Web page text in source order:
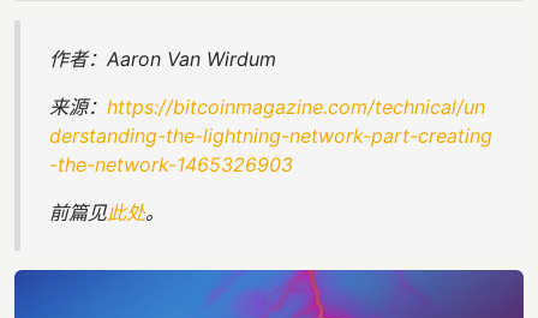
作者：Aaron Van Wirdum
来源： https://bitcoinmagazine.com/technical/un
derstanding-the-lightning-network-part-creating
-the-network-1465326903
前篇见此处。